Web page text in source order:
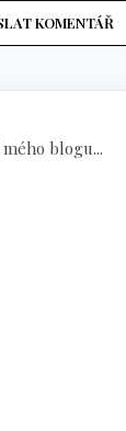
KOMENTÁŘ
blogu...